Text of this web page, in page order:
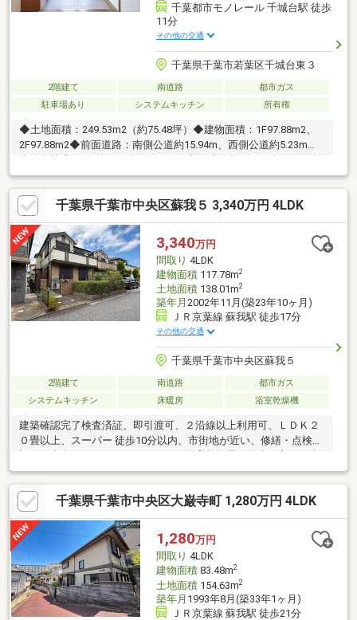
千葉都市モノレール 千城台駅 徒歩
11分
その他の交通
千葉県千葉市若葉区千城台東３
2階建て 南道路
都市ガス
駐車場あり
システムキッチン 所有権
◆土地面積：249.53m2（約75.48坪）◆建物面積：1F97.88m2、
2F97.88m2◆前面道路：南側公道約15.94m、西側公道約5.23m◆
の住友林業施工二世帯住宅～周辺環境～クリエイトSD千葉千城台
店店・・・約110ｍ千葉千城台郵便局・・・・・・・・・・約50
ｍ千城台みらい小学校・・・・・・・・・約180ｍ千城台南中学
校・・・・・・・・・・・・約535ｍ千城東幼稚
園・・・・・・・・・・・・約80ｍ千城台東第三公
園・・・・・・・・約90ｍ
千葉県千葉市中央区蘇我５ 3,340万円 4LDK
3,340万円
間取り 4LDK
建物面積117.78m2
土地面積138.01m2
築年月 2002年11月(築23年10ヶ月)
ＪＲ京葉線 蘇我駅 徒歩17分
その他の交通
千葉県千葉市中央区蘇我５
2階建て 南道路
都市ガス
システムキッチン
床暖房 浴室乾燥機
建築確認完了検査済証、即引渡可、２沿線以上利用可、ＬＤＫ２
０畳以上、スーパー 徒歩10分以内、市街地が近い、修繕・点検の
居室収納、駅まで平坦、南側道路面す、閑静な住宅地、前道６ｍ
以上、和室、始発駅、整形地、庭、トイレ２ヶ所、２階建、２面
以上バルコニー、複層ガラス、温水洗浄便座、南庭、床下収納、
浴室に窓、吹抜け、ＴＶモニタ付インターホン、都市近郊、通風
良好、全居室６畳以上、都市ガス、屋根裏収納、床暖房、周辺交
通量少なめ
千葉県千葉市中央区大巌寺町 1,280万円 4LDK
1,280万円
間取り 4LDK
建物面積83.48m2
土地面積154.63m2
築年月 1993年8月(築33年1ヶ月)
ＪＲ京葉線 蘇我駅 徒歩21分